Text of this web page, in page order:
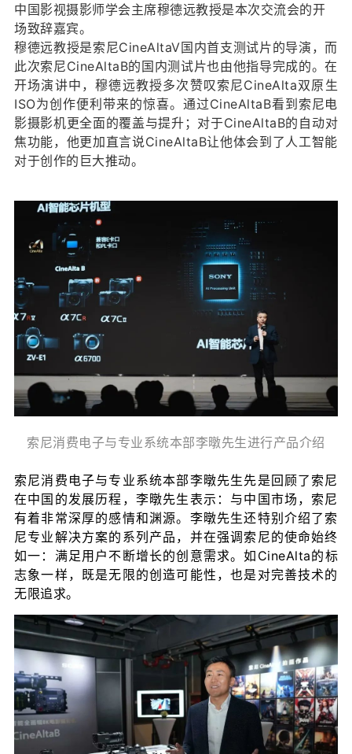
中国影视摄影师学会主席穆德远教授是本次交流会的开
场致辞嘉宾。
穆德远教授是索尼CineAltaV国内首支测试片的导演，而
此次索尼CineAltaB的国内测试片也由他指导完成的。在
开场演讲中，穆德远教授多次赞叹索尼CineAlta双原生
ISO为创作便利带来的惊喜。通过CineAltaB看到索尼电
影摄影机更全面的覆盖与提升；对于CineAltaB的自动对
焦功能，他更加直言说CineAltaB让他体会到了人工智能
对于创作的巨大推动。
索尼消费电子与专业系统本部李暾先生进行产品介绍
索尼消费电子与专业系统本部李暾先生先是回顾了索尼
在中国的发展历程，李暾先生表示：与中国市场，索尼
有着非常深厚的感情和渊源。李暾先生还特别介绍了索
尼专业解决方案的系列产品，并在强调索尼的使命始终
如一：满足用户不断增长的创意需求。如CineAlta的标
志象一样，既是无限的创造可能性，也是对完善技术的
无限追求。